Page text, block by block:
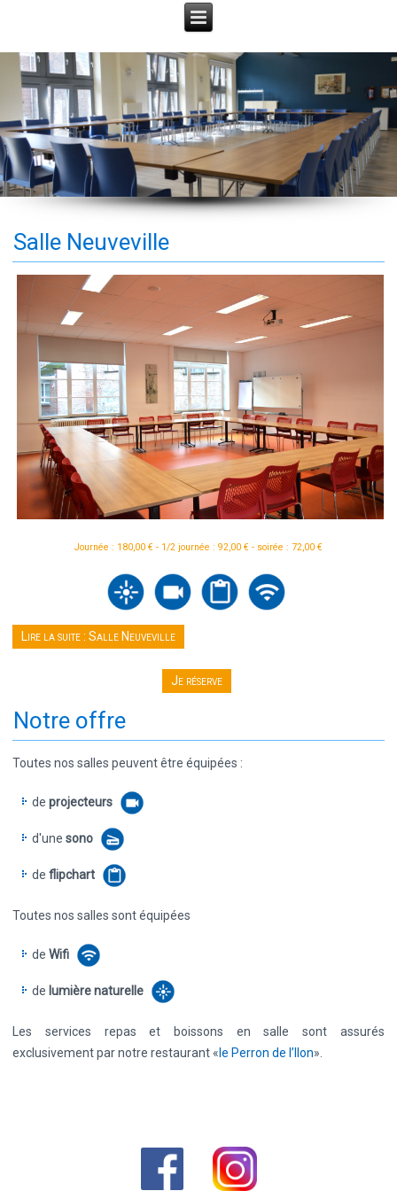
Salle Neuveville
Journée : 180,00 € - 1/2 journée : 92,00 € - soirée : 72,00 €
Lire la suite : Salle Neuveville
Je réserve
Notre offre
Toutes nos salles peuvent être équipées :
de projecteurs
d'unesono
deflipchart
Toutes nos salles sont équipées
deWifi
de lumière naturelle
Les services repas et boissons en salle sont assurés
exclusivement par notre restaurant « le Perron de l’Ilon».